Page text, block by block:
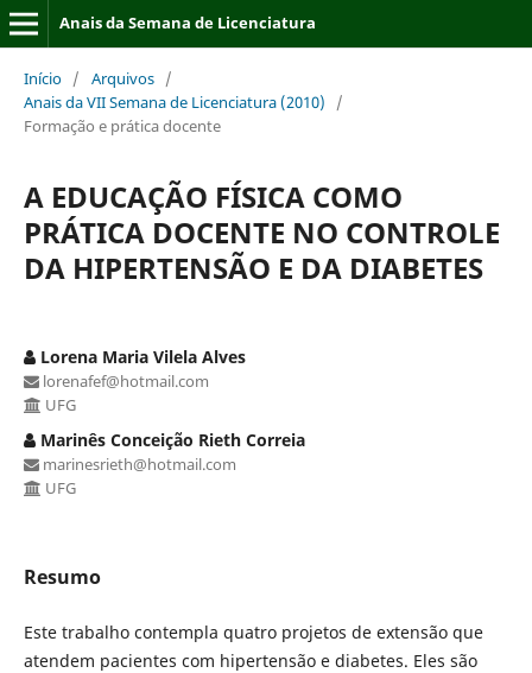
Anais da Semana de Licenciatura
Início / Arquivos /
Anais da VII Semana de Licenciatura (2010)
/
Formação e prática docente
A EDUCAÇÃO FÍSICA COMO
PRÁTICA DOCENTE NO CONTROLE
DA HIPERTENSÃO E DA DIABETES
Lorena Maria Vilela Alves
lorenafef@hotmail.com
UFG
Marinês Conceição Rieth Correia
marinesrieth@hotmail.com
UFG
Resumo
Este trabalho contempla quatro projetos de extensão que
atendem pacientes com hipertensão e diabetes. Eles são